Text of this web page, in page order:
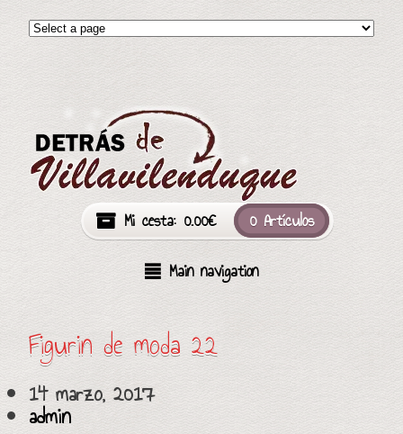
Mi cesta: 0.00€
0 Artículos
Main navigation
Figurin de moda 22
14 marzo, 2017
admin